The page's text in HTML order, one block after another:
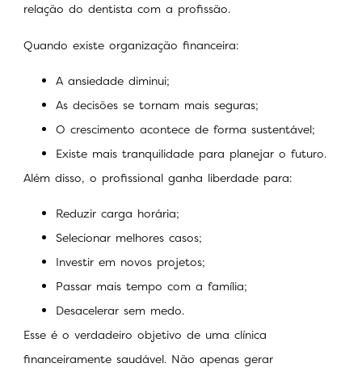
relação do dentista com a profissão.
Quando existe organização financeira:
A ansiedade diminui;
As decisões se tornam mais seguras;
O crescimento acontece de forma sustentável;
Existe mais tranquilidade para planejar o futuro.
Além disso, o profissional ganha liberdade para:
Reduzir carga horária;
Selecionar melhores casos;
Investir em novos projetos;
Passar mais tempo com a família;
Desacelerar sem medo.
Esse é o verdadeiro objetivo de uma clínica
financeiramente saudável. Não apenas gerar